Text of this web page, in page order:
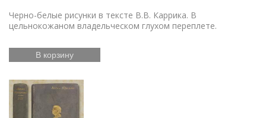
Черно-белые рисунки в тексте В.В. Каррика. В
цельнокожаном владельческом глухом переплете.
В корзину